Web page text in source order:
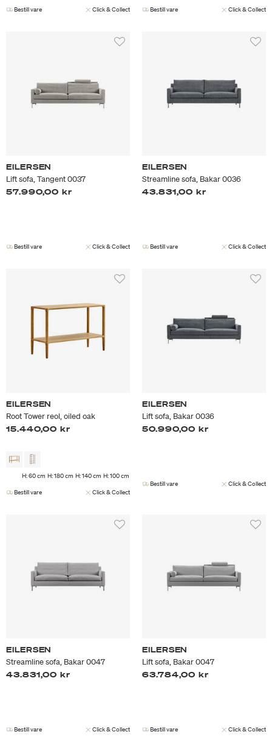
Bestill vare Click & Collect Bestill vare Click & Collect
EILERSEN
Lift sofa, Tangent 0037
57.990,00 kr
Bestill vare Click & Collect
EILERSEN
Streamline sofa, Bakar 0036
43.831,00 kr
Bestill vare Click & Collect
EILERSEN
Root Tower reol, oiled oak
15.440,00 kr
H: 60 cm H: 180 cm H: 140 cm H: 100 cm
Bestill vare
Click & Collect
EILERSEN
Lift sofa, Bakar 0036
50.990,00 kr
Bestill vare Click & Collect
EILERSEN
Streamline sofa, Bakar 0047
43.831,00 kr
Bestill vare Click & Collect
EILERSEN
Lift sofa, Bakar 0047
63.784,00 kr
Bestill vare Click & Collect